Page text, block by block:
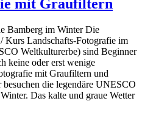
mit Graufiltern
Bamberg im Winter Die
Kurs Landschafts-Fotografie im
Weltkulturerbe) sind Beginner
keine oder erst wenige
mit Graufiltern und
die legendäre UNESCO
Das kalte und graue Wetter